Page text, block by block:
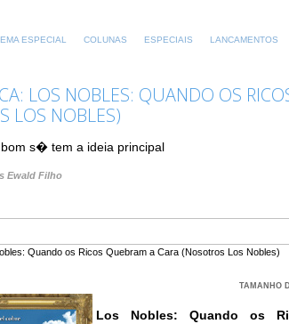
ESPECIAL COLUNAS ESPECIAIS LANCAMENTOS
LOS NOBLES: QUANDO OS
LOS NOBLES)
s� tem a ideia principal
Ewald Filho
TAMANHO
Los Nobles: Quando os